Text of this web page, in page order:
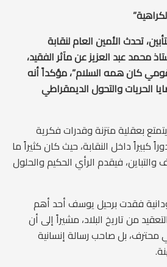
تحدث الأمين العام لنقابة
محمد عبد العزيز عن مآثر الفقيد،
كان همه السلام”، مؤكداً أنه
الحريات والتحول الديمقراطي
بعقلية متزنة وقدرات فكرية
كبيراً داخل النقابة، حيث كان كثيراً ما
والتباين، فيقدم الرأي الحكيم والحلول
فقدت برحيل يوسف أحد أهم
من تاريخ البلاد، مشيراً إلى أن
بل صاحب رسالة إنسانية